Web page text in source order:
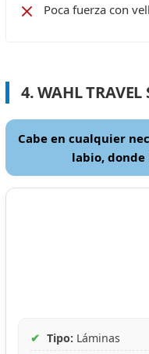
Poca fuerza con
4. WAHL TRAVEL
Cabe en cualquier
labio, donde
✔ Tipo: Láminas